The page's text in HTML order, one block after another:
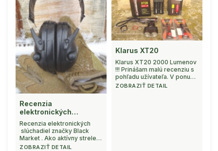
Recenzia
elektronických
slúchadiel BM
Recenzia elektronických
slúchadiel značky Black
Market . Ako aktívny strelec
a poľovník vnímam potrebu
ZOBRAZIŤ DETAIL
Klarus XT20
Klarus XT20 2000 Lumenov
!!! Prinášam malú recenziu s
pohľadu užívateľa. V ponuke
predajne Black Market
ZOBRAZIŤ DETAIL